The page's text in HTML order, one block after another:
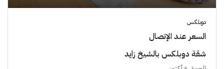
دوبلكس
السعر عند الإتصال
شقة دوبلكس بالشيخ زايد